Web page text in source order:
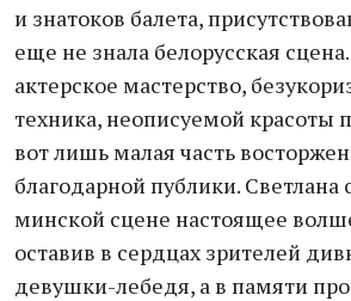
и знатоков балета,
еще не знала белорусская
актерское мастерство,
техника, неописуемой красоты
вот лишь малая часть
благодарной публики. Светлана
минской сцене настоящее
оставив в сердцах зрителей
девушки-лебедя, а в памяти